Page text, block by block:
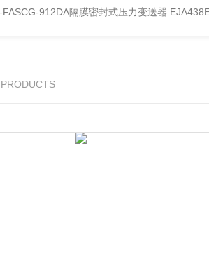
FASCG-912DA隔膜密封式压力变送器 EJA438E-